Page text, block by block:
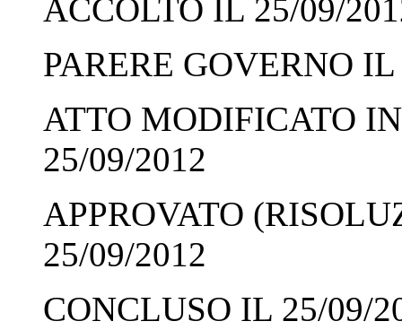
ACCOLTO IL 25/09/
PARERE GOVERNO
ATTO MODIFICATO
25/09/2012
APPROVATO
25/09/2012
CONCLUSO IL 25/09/